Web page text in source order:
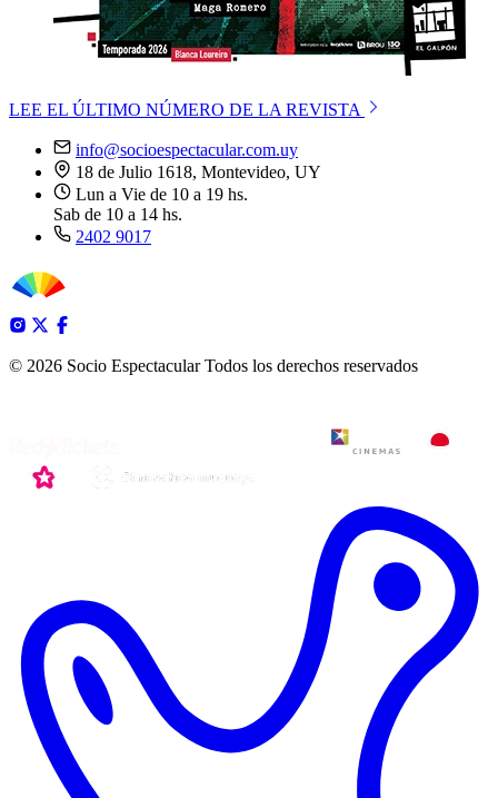
LEE EL ÚLTIMO NÚMERO DE LA REVISTA
info@socioespectacular.com.uy
18 de Julio 1618, Montevideo, UY
Lun a Vie de 10 a 19 hs.
Sab de 10 a 14 hs.
2402 9017
© 2026 Socio Espectacular Todos los derechos reservados